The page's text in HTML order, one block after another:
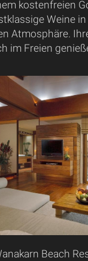
kostenfreien
Weine
Atmosphäre.
im Freien
Beach